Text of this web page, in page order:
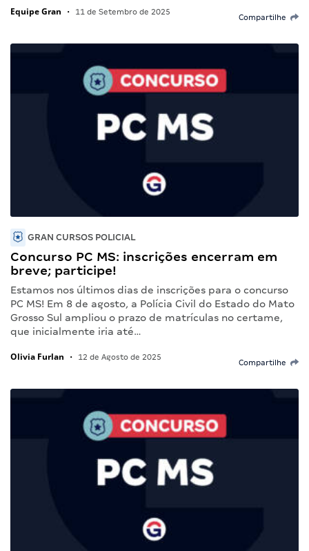
Equipe Gran • 11 de Setembro de 2025
Compartilhe
GRAN CURSOS POLICIAL
Concurso PC MS: inscrições encerram em
breve; participe!
Estamos nos últimos dias de inscrições para o concurso
PC MS! Em 8 de agosto, a Polícia Civil do Estado do Mato
Grosso Sul ampliou o prazo de matrículas no certame,
que inicialmente iria até…
Olivia Furlan • 12 de Agosto de 2025
Compartilhe